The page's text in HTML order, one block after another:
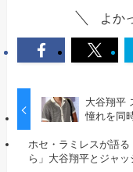
よか
大谷翔平
憧れを同
ホセ・ラミレスが語
ら」大谷翔平とジャッ